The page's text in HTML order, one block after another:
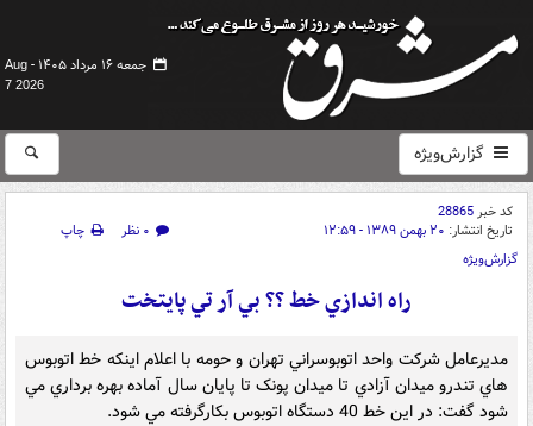
جمعه ۱۶ مرداد ۱۴۰۵ -
Aug
7 2026
گزارش‌ویژه
کد خبر28865
تاریخ انتشار: ۲۰ بهمن ۱۳۸۹ - ۱۲:۵۹ ۰ نظر
چاپ
گزارش‌ویژه
راه اندازي خط ?? بي آر تي پايتخت
مديرعامل شرکت واحد اتوبوسراني تهران و حومه با اعلام اينکه خط اتوبوس
هاي تندرو ميدان آزادي تا ميدان پونک تا پايان سال آماده بهره برداري مي
شود گفت: در اين خط 40 دستگاه اتوبوس بکارگرفته مي شود.